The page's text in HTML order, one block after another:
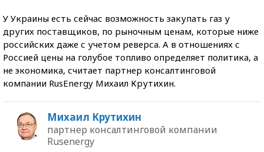
У Украины есть сейчас возможность закупать газ у
других поставщиков, по рыночным ценам, которые ниже
российских даже с учетом реверса. А в отношениях с
Россией цены на голубое топливо определяет политика, а
не экономика, считает партнер консалтинговой
компании RusEnergy Михаил Крутихин.
Михаил Крутихин
партнер консалтинговой компании
Rusenergy